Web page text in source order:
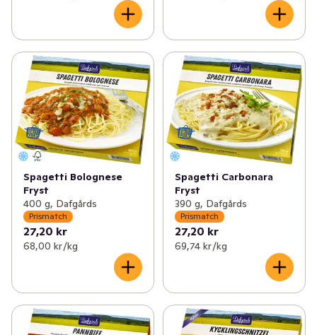
Spagetti Bolognese
Fryst
400 g, Dafgårds
Prismatch
27,20 kr
68,00 kr /kg
Spagetti Carbonara
Fryst
390 g, Dafgårds
Prismatch
27,20 kr
69,74 kr /kg